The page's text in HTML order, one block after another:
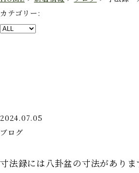
カテゴリー:
2024.07.05
ブログ
寸法録には八卦盆の寸法があり